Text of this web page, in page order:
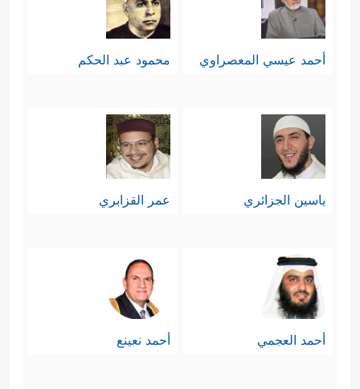
أحمد عيسي المعصراوي محمود عبد الحكم
ياسين الجزائري عمر القزابري
أحمد العجمي أحمد نعينع